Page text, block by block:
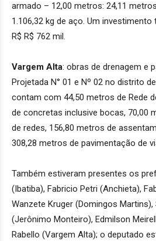
armado – 12,00 metros: 24,11
1.106,32 kg de aço. Um
R$ R$ 762 mil.
Vargem Alta: obras de drenagem e
Projetada N° 01 e Nº 02 no distrito
contam com 44,50 metros de Rede
de concretas inclusive bocas, 70,00
de redes, 156,80 metros de
308,28 metros de pavimentação de
Também estiveram presentes os
(Ibatiba), Fabricio Petri (Anchieta),
Wanzete Kruger (Domingos
(Jerônimo Monteiro), Edmilson
Rabello (Vargem Alta); o deputado